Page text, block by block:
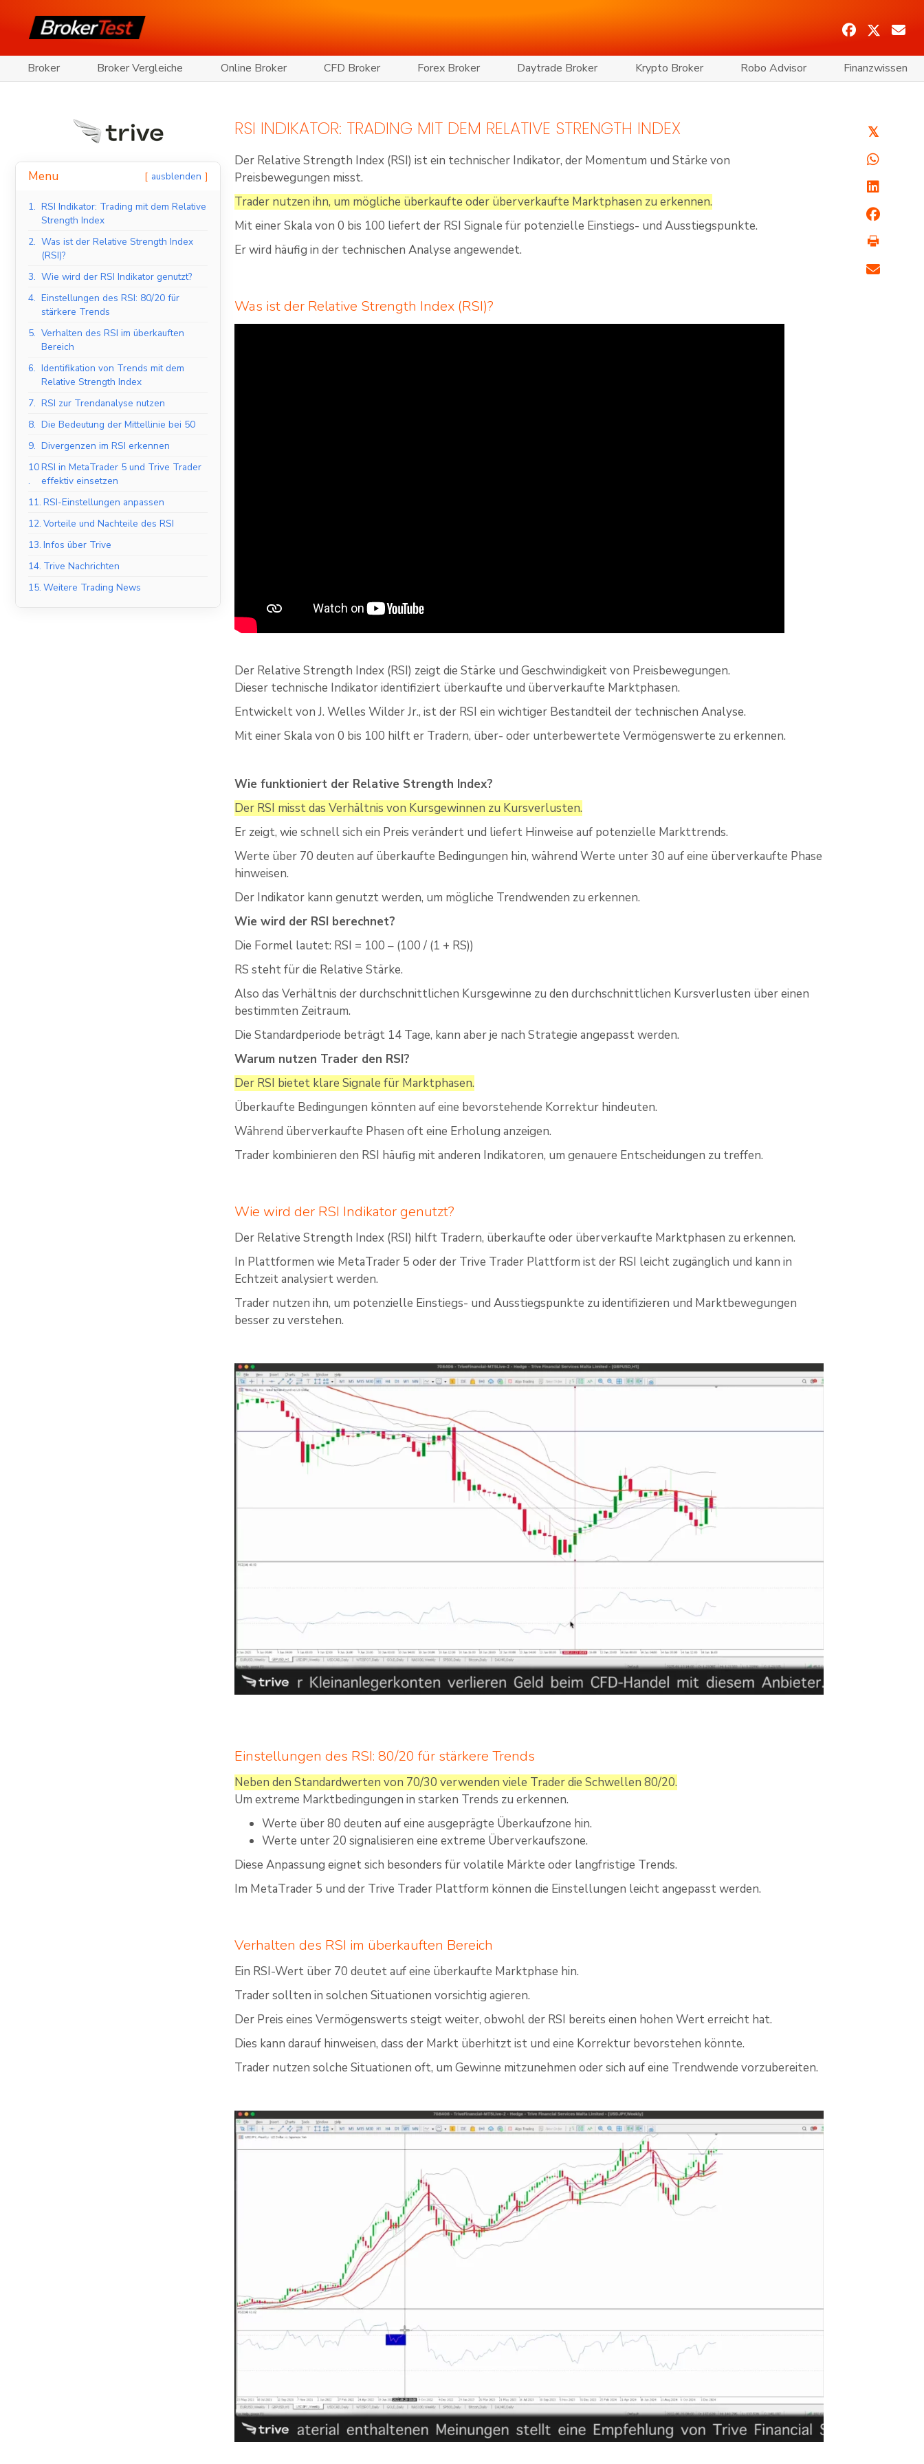
Broker Broker Vergleiche Online Broker CFD Broker Forex Broker Daytrade Broker Krypto Broker Robo Advisor Finanzwissen
Menu ausblenden
1. RSI Indikator: Trading mit dem Relative
Strength Index
2. Was ist der Relative Strength Index
(RSI)?
3. Wie wird der RSI Indikator genutzt?
4. Einstellungen des RSI: 80/20 für
stärkere Trends
5. Verhalten des RSI im überkauften
Bereich
6. Identifikation von Trends mit dem
Relative Strength Index
7. RSI zur Trendanalyse nutzen
8. Die Bedeutung der Mittellinie bei 50
9. Divergenzen im RSI erkennen
10
.
RSI in MetaTrader 5 und Trive Trader
effektiv einsetzen
11. RSI-Einstellungen anpassen
12. Vorteile und Nachteile des RSI
13. Infos über Trive
14. Trive Nachrichten
15. Weitere Trading News
RSI INDIKATOR: TRADING MIT DEM RELATIVE STRENGTH INDEX
Der Relative Strength Index (RSI) ist ein technischer Indikator, der Momentum und Stärke von
Preisbewegungen misst.
Trader nutzen ihn, um mögliche überkaufte oder überverkaufte Marktphasen zu erkennen.
Mit einer Skala von 0 bis 100 liefert der RSI Signale für potenzielle Einstiegs- und Ausstiegspunkte.
Er wird häufig in der technischen Analyse angewendet.
Was ist der Relative Strength Index (RSI)?
Der Relative Strength Index (RSI) zeigt die Stärke und Geschwindigkeit von Preisbewegungen.
Dieser technische Indikator identifiziert überkaufte und überverkaufte Marktphasen.
Entwickelt von J. Welles Wilder Jr., ist der RSI ein wichtiger Bestandteil der technischen Analyse.
Mit einer Skala von 0 bis 100 hilft er Tradern, über- oder unterbewertete Vermögenswerte zu erkennen.
Wie funktioniert der Relative Strength Index?
Der RSI misst das Verhältnis von Kursgewinnen zu Kursverlusten.
Er zeigt, wie schnell sich ein Preis verändert und liefert Hinweise auf potenzielle Markttrends.
Werte über 70 deuten auf überkaufte Bedingungen hin, während Werte unter 30 auf eine überverkaufte Phase
hinweisen.
Der Indikator kann genutzt werden, um mögliche Trendwenden zu erkennen.
Wie wird der RSI berechnet?
Die Formel lautet: RSI = 100 – (100 / (1 + RS))
RS steht für die Relative Stärke.
Also das Verhältnis der durchschnittlichen Kursgewinne zu den durchschnittlichen Kursverlusten über einen
bestimmten Zeitraum.
Die Standardperiode beträgt 14 Tage, kann aber je nach Strategie angepasst werden.
Warum nutzen Trader den RSI?
Der RSI bietet klare Signale für Marktphasen.
Überkaufte Bedingungen könnten auf eine bevorstehende Korrektur hindeuten.
Während überverkaufte Phasen oft eine Erholung anzeigen.
Trader kombinieren den RSI häufig mit anderen Indikatoren, um genauere Entscheidungen zu treffen.
Wie wird der RSI Indikator genutzt?
Der Relative Strength Index (RSI) hilft Tradern, überkaufte oder überverkaufte Marktphasen zu erkennen.
In Plattformen wie MetaTrader 5 oder der Trive Trader Plattform ist der RSI leicht zugänglich und kann in
Echtzeit analysiert werden.
Trader nutzen ihn, um potenzielle Einstiegs- und Ausstiegspunkte zu identifizieren und Marktbewegungen
besser zu verstehen.
Einstellungen des RSI: 80/20 für stärkere Trends
Neben den Standardwerten von 70/30 verwenden viele Trader die Schwellen 80/20.
Um extreme Marktbedingungen in starken Trends zu erkennen.
Werte über 80 deuten auf eine ausgeprägte Überkaufzone hin.
Werte unter 20 signalisieren eine extreme Überverkaufszone.
Diese Anpassung eignet sich besonders für volatile Märkte oder langfristige Trends.
Im MetaTrader 5 und der Trive Trader Plattform können die Einstellungen leicht angepasst werden.
Verhalten des RSI im überkauften Bereich
Ein RSI-Wert über 70 deutet auf eine überkaufte Marktphase hin.
Trader sollten in solchen Situationen vorsichtig agieren.
Der Preis eines Vermögenswerts steigt weiter, obwohl der RSI bereits einen hohen Wert erreicht hat.
Dies kann darauf hinweisen, dass der Markt überhitzt ist und eine Korrektur bevorstehen könnte.
Trader nutzen solche Situationen oft, um Gewinne mitzunehmen oder sich auf eine Trendwende vorzubereiten.
𝕏